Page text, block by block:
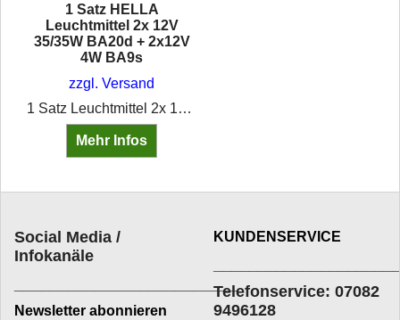
1 Satz HELLA
Leuchtmittel 2x 12V
35/35W BA20d + 2x12V
4W BA9s
zzgl. Versand
1 Satz Leuchtmittel 2x 12V 35/35W BA20d, 8GD 002 084-131 2x 12V 4W BA9s, 8GP 002 067-121
Mehr Infos
Social Media /
Infokanäle
_________________________
Newsletter abonnieren
KUNDENSERVICE
Telefonservice: 07082
9496128